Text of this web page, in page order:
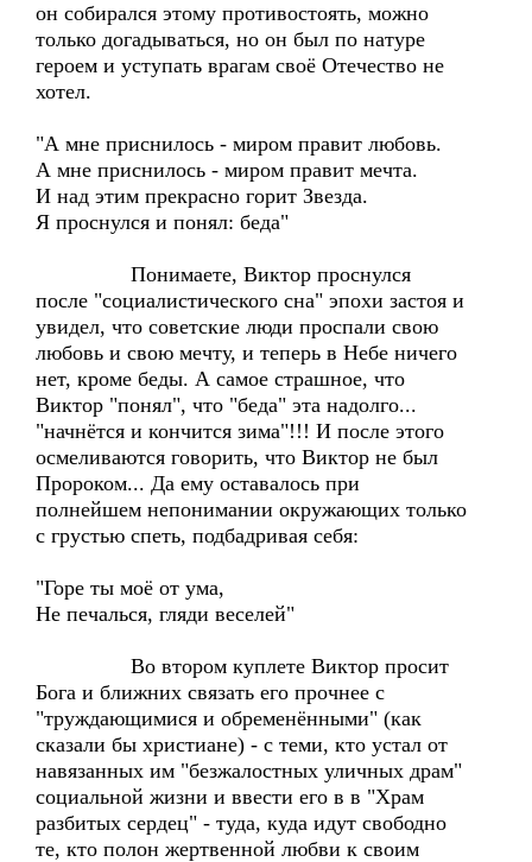
он собирался этому противостоять, можно
только догадываться, но он был по натуре
героем и уступать врагам своё Отечество не
хотел.
"А мне приснилось - миром правит любовь.
А мне приснилось - миром правит мечта.
И над этим прекрасно горит Звезда.
Я проснулся и понял: беда"
Понимаете, Виктор проснулся
после "социалистического сна" эпохи застоя и
увидел, что советские люди проспали свою
любовь и свою мечту, и теперь в Небе ничего
нет, кроме беды. А самое страшное, что
Виктор "понял", что "беда" эта надолго...
"начнётся и кончится зима"!!! И после этого
осмеливаются говорить, что Виктор не был
Пророком... Да ему оставалось при
полнейшем непонимании окружающих только
с грустью спеть, подбадривая себя:
"Горе ты моё от ума,
Не печалься, гляди веселей"
Во втором куплете Виктор просит
Бога и ближних связать его прочнее с
"труждающимися и обременёнными" (как
сказали бы христиане) - с теми, кто устал от
навязанных им "безжалостных уличных драм"
социальной жизни и ввести его в в "Храм
разбитых сердец" - туда, куда идут свободно
те, кто полон жертвенной любви к своим